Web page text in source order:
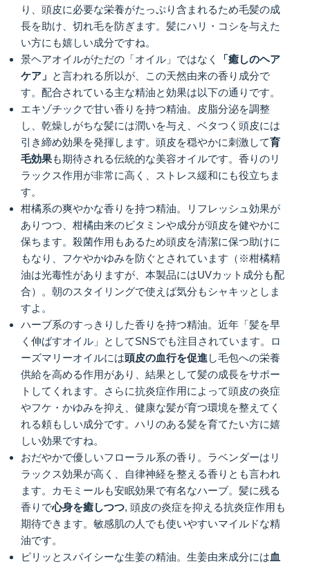
り、頭皮に必要な栄養がたっぷり含まれるため毛髪の成
長を助け、切れ毛を防ぎます。髪にハリ・コシを与えた
い方にも嬉しい成分ですね。
景ヘアオイルがただの「オイル」ではなく
「癒しのヘア
ケア」 と言われる所以が、この天然由来の香り成分で
す。配合されている主な精油と効果は以下の通りです。
エキゾチックで甘い香りを持つ精油。皮脂分泌を調整
し、乾燥しがちな髪には潤いを与え、ベタつく頭皮には
引き締め効果を発揮します。頭皮を穏やかに刺激して育
毛効果も期待される伝統的な美容オイルです。香りのリ
ラックス作用が非常に高く、ストレス緩和にも役立ちま
す。
柑橘系の爽やかな香りを持つ精油。リフレッシュ効果が
ありつつ、柑橘由来のビタミンや成分が頭皮を健やかに
保ちます。殺菌作用もあるため頭皮を清潔に保つ助けに
もなり、フケやかゆみを防ぐとされています（※柑橘精
油は光毒性がありますが、本製品にはUVカット成分も配
合）。朝のスタイリングで使えば気分もシャキッとしま
すよ。
ハーブ系のすっきりした香りを持つ精油。近年「髪を早
く伸ばすオイル」としてSNSでも注目されています。ロ
ーズマリーオイルには頭皮の血行を促進し毛包への栄養
供給を高める作用があり、結果として髪の成長をサポー
トしてくれます。さらに抗炎症作用によって頭皮の炎症
やフケ・かゆみを抑え、健康な髪が育つ環境を整えてく
れる頼もしい成分です。ハリのある髪を育てたい方に嬉
しい効果ですね。
おだやかで優しいフローラル系の香り。ラベンダーはリ
ラックス効果が高く、自律神経を整える香りとも言われ
ます。カモミールも安眠効果で有名なハーブ。髪に残る
香りで心身を癒しつつ, 頭皮の炎症を抑える抗炎症作用も
期待できます。敏感肌の人でも使いやすいマイルドな精
油です。
ピリッとスパイシーな生姜の精油。生姜由来成分には血